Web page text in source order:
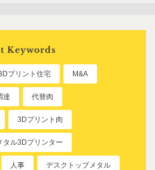
Keywords
プリント住宅 M&A
達 代替肉
3Dプリント肉
タル3Dプリンター
人事 デスクトップメタル